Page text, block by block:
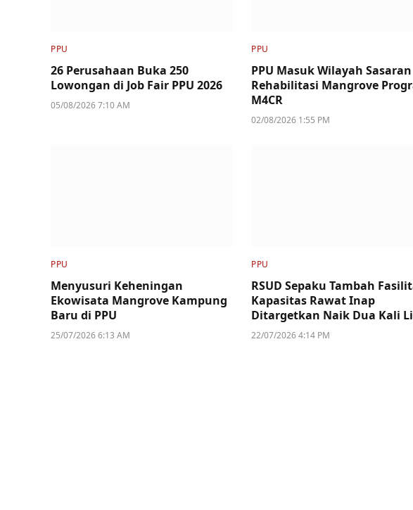
PPU
26 Perusahaan Buka 250
Lowongan di Job Fair PPU 2026
05/08/2026 7:10 AM
PPU
PPU Masuk Wilayah Sasaran
Rehabilitasi Mangrove
M4CR
02/08/2026 1:55 PM
PPU
Menyusuri Keheningan
Ekowisata Mangrove Kampung
Baru di PPU
25/07/2026 6:13 AM
PPU
RSUD Sepaku Tambah
Kapasitas Rawat Inap
Ditargetkan Naik Dua Kali
22/07/2026 4:14 PM